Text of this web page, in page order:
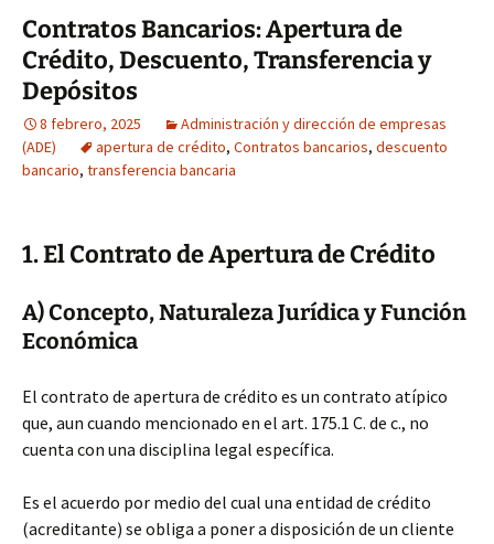
Contratos Bancarios: Apertura de
Crédito, Descuento, Transferencia y
Depósitos
8 febrero, 2025
Administración y dirección de empresas
(ADE)
apertura de crédito, Contratos bancarios, descuento
bancario, transferencia bancaria
1. El Contrato de Apertura de Crédito
A) Concepto, Naturaleza Jurídica y Función
Económica
El contrato de apertura de crédito es un contrato atípico
que, aun cuando mencionado en el art. 175.1 C. de c., no
cuenta con una disciplina legal específica.
Es el acuerdo por medio del cual una entidad de crédito
(acreditante) se obliga a poner a disposición de un cliente